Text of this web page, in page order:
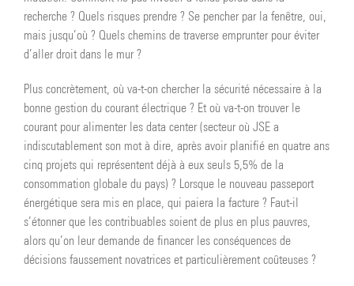
recherche ? Quels risques prendre ? Se pencher par la fenêtre, oui,
mais jusqu’où ? Quels chemins de traverse emprunter pour éviter
d’aller droit dans le mur ?
Plus concrètement, où va-t-on chercher la sécurité nécessaire à la
bonne gestion du courant électrique ? Et où va-t-on trouver le
courant pour alimenter les data center (secteur où JSE a
indiscutablement son mot à dire, après avoir planifié en quatre ans
cinq projets qui représentent déjà à eux seuls 5,5% de la
consommation globale du pays) ? Lorsque le nouveau passeport
énergétique sera mis en place, qui paiera la facture ? Faut-il
s’étonner que les contribuables soient de plus en plus pauvres,
alors qu’on leur demande de financer les conséquences de
décisions faussement novatrices et particulièrement coûteuses ?